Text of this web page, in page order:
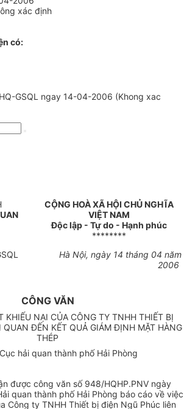
xác định
có:
GSQL ngay 14-04-2006 (Khong xac
CỘNG HOÀ XÃ HỘI CHỦ NGHĨA
VIỆT NAM
Độc lập - Tự do - Hạnh phúc
********
Hà Nội, ngày 14 tháng 04 năm
2006
CÔNG VĂN
KHIẾU NẠI CỦA CÔNG TY TNHH THIẾT BỊ
QUAN ĐẾN KẾT QUẢ GIÁM ĐỊNH MẶT HÀNG
THÉP
Cục hải quan thành phố Hải Phòng
được công văn số 948/HQHP.PNV ngày
quan thành phố Hải Phòng báo cáo về việc
Công ty TNHH Thiết bị điện Ngũ Phúc liên